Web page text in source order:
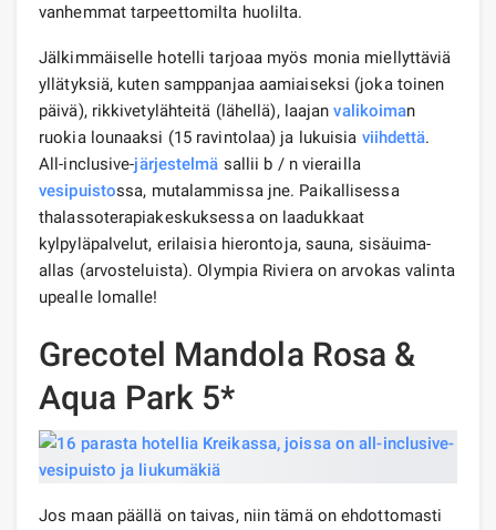
vanhemmat tarpeettomilta huolilta.
Jälkimmäiselle hotelli tarjoaa myös monia miellyttäviä
yllätyksiä, kuten samppanjaa aamiaiseksi (joka toinen
päivä), rikkivetylähteitä (lähellä), laajanvalikoiman
ruokia lounaaksi (15 ravintolaa) ja lukuisia viihdettä.
All-inclusive-järjestelmä sallii b / n vierailla
vesipuistossa, mutalammissa jne. Paikallisessa
thalassoterapiakeskuksessa on laadukkaat
kylpyläpalvelut, erilaisia ​​hierontoja, sauna, sisäuima-
allas (arvosteluista). Olympia Riviera on arvokas valinta
upealle lomalle!
Grecotel Mandola Rosa &
Aqua Park 5*
Jos maan päällä on taivas, niin tämä on ehdottomasti